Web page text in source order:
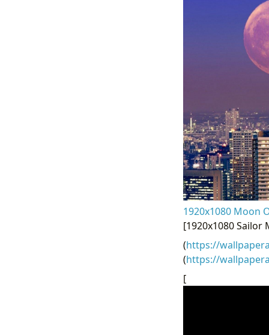
1920x1080 Moon
[1920x1080
(https://
(https://
[